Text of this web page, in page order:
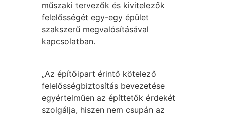
műszaki tervezők és kivitelezők
felelősségét egy-egy épület
szakszerű megvalósításával
kapcsolatban.
„Az építőipart érintő kötelező
felelősségbiztosítás bevezetése
egyértelműen az építtetők érdekét
szolgálja, hiszen nem csupán az